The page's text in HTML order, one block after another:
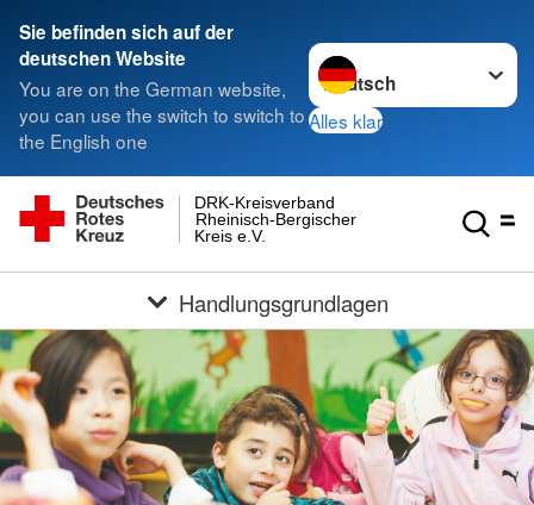
Sie befinden sich auf der
deutschen Website
You are on the German website,
you can use the switch to switch to
the English one
Sprache wechseln zu
Alles klar
Kreis e.V.
Rheinisch-Bergischer
DRK-Kreisverband
Handlungsgrundlagen